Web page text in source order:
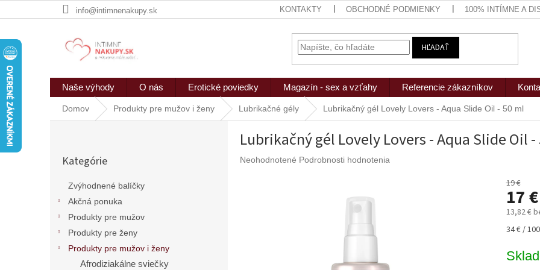
na
info@intimnenakupy.sk KONTAKTY OBCHODNÉ PODMIENKY 100% INTÍMNE A
HĽADAŤ
Naše výhody O nás Erotické poviedky Magazín - sex a vzťahy Referencie zákazníkov
Domov Produkty pre mužov i ženy Lubrikačné gély Lubrikačný gél Lovely Lovers - Aqua Slide Oil - 50 ml
kategórie
Kategórie
Zvýhodnené balíčky
Akčná ponuka
Produkty pre mužov
Produkty pre ženy
Produkty pre mužov i ženy
Afrodiziakálne sviečky
Lubrikačný gél Lovely Lovers - Aqua Slide Oil
Priemerné
Neohodnotené Podrobnosti hodnotenia
19 €
17 €
13,82 €
34 € /